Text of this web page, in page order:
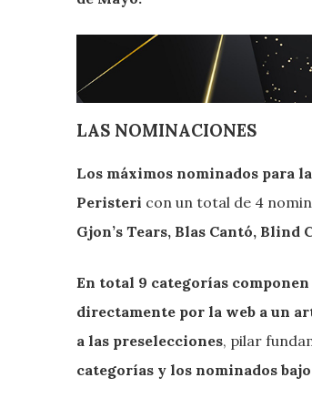
LAS NOMINACIONES
Los máximos nominados para
Peristeri con un total de 4
Gjon’s Tears, Blas Cantó,
En total 9 categorías
directamente por la web a un
a las preselecciones, pilar
categorías y los nominados